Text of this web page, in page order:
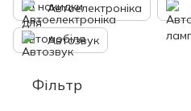
Автоелектроніка
Автозвук
Фільтр